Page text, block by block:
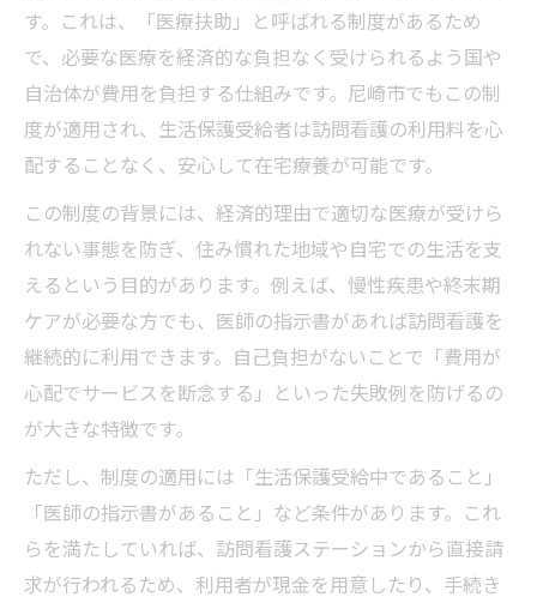
す。これは、「医療扶助」と呼ばれる制度があるため
で、必要な医療を経済的な負担なく受けられるよう国や
自治体が費用を負担する仕組みです。尼崎市でもこの制
度が適用され、生活保護受給者は訪問看護の利用料を心
配することなく、安心して在宅療養が可能です。
この制度の背景には、経済的理由で適切な医療が受けら
れない事態を防ぎ、住み慣れた地域や自宅での生活を支
えるという目的があります。例えば、慢性疾患や終末期
ケアが必要な方でも、医師の指示書があれば訪問看護を
継続的に利用できます。自己負担がないことで「費用が
心配でサービスを断念する」といった失敗例を防げるの
が大きな特徴です。
ただし、制度の適用には「生活保護受給中であること」
「医師の指示書があること」など条件があります。これ
らを満たしていれば、訪問看護ステーションから直接請
求が行われるため、利用者が現金を用意したり、手続き